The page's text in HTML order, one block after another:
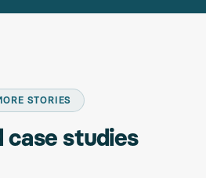
STORIES
case studies